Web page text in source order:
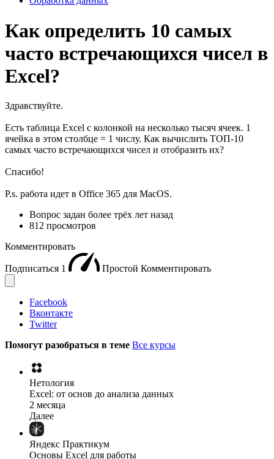
Как определить 10 самых
часто встречающихся чисел в
Excel?
Здравствуйте.
Есть таблица Excel с колонкой на несколько тысяч ячеек. 1
ячейка в этом столбце = 1 числу. Как вычислить ТОП-10
самых часто встречающихся чисел и отобразить их?
Спасибо!
P.s. работа идет в Office 365 для MacOS.
Вопрос задан более трёх лет назад
812 просмотров
Комментировать
Подписаться 1 Простой Комментировать
Facebook
Вконтакте
Twitter
Помогут разобраться в теме Все курсы
Нетология
Excel: от основ до анализа данных
2 месяца
Далее
Яндекс Практикум
Основы Excel для работы